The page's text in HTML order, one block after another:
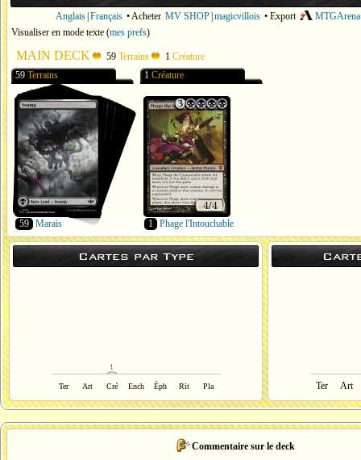
Anglais Français • Acheter MV SHOP magicvillois • Export
MTGArena
Visualiser en mode texte (mes prefs)
MAIN DECK 59 Terrains 1 Créature
59 Terrains
59 Marais
1 Créature
1 Phage l'Intouchable
Cartes par Type
1
Ter Art Cré Ench Éph Rit Pla Ter Art
Commentaire sur le deck